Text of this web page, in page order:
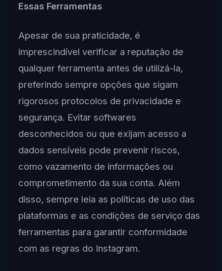
Essas Ferramentas
Apesar de sua praticidade, é
imprescindível verificar a reputação de
qualquer ferramenta antes de utilizá-la,
preferindo sempre opções que sigam
rigorosos protocolos de privacidade e
segurança. Evitar softwares
desconhecidos ou que exijam acesso a
dados sensíveis pode prevenir riscos,
como vazamento de informações ou
comprometimento da sua conta. Além
disso, sempre leia as políticas de uso das
plataformas e as condições de serviço das
ferramentas para garantir conformidade
com as regras do Instagram.